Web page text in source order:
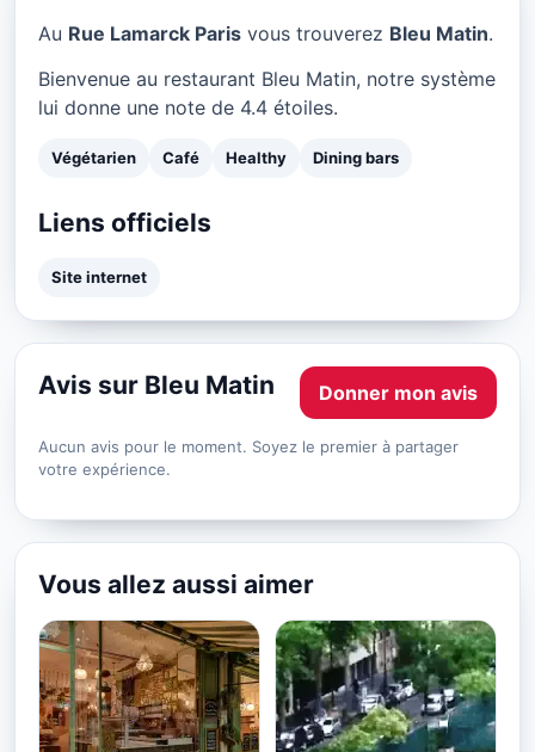
Au Rue Lamarck Paris vous trouverez Bleu Matin.
Bienvenue au restaurant Bleu Matin, notre système
lui donne une note de 4.4 étoiles.
Végétarien Café Healthy Dining bars
Liens officiels
Site internet
Avis sur Bleu Matin Donner mon avis
Aucun avis pour le moment. Soyez le premier à partager
votre expérience.
Vous allez aussi aimer